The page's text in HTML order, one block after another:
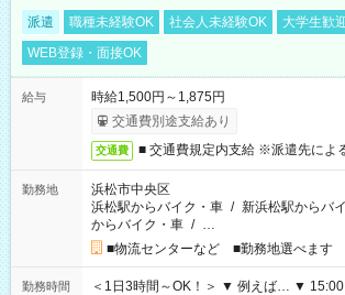
派遣 職種未経験OK 社会人未経験OK 大学生歓
WEB登録・面接OK
給与
時給1,500円～1,875円
交通費別途支給あり
交通費 ■ 交通費規定内支給 ※派遣先によ
勤務地
浜松市中央区
浜松駅からバイク・車 / 新浜松駅からバ
からバイク・車 / …
■物流センターなど ■勤務地選べます
勤務時間
＜1日3時間～OK！＞ ▼ 例えば… ▼ 15:00～18:00 15:00～